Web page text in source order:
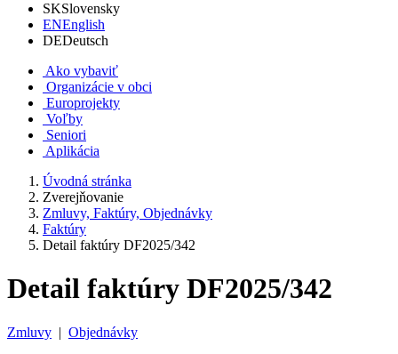
SKSlovensky
ENEnglish
DEDeutsch
Ako vybaviť
Organizácie v obci
Europrojekty
Voľby
Seniori
Aplikácia
Úvodná stránka
Zverejňovanie
Zmluvy, Faktúry, Objednávky
Faktúry
Detail faktúry DF2025/342
Detail faktúry DF2025/342
Zmluvy | Objednávky